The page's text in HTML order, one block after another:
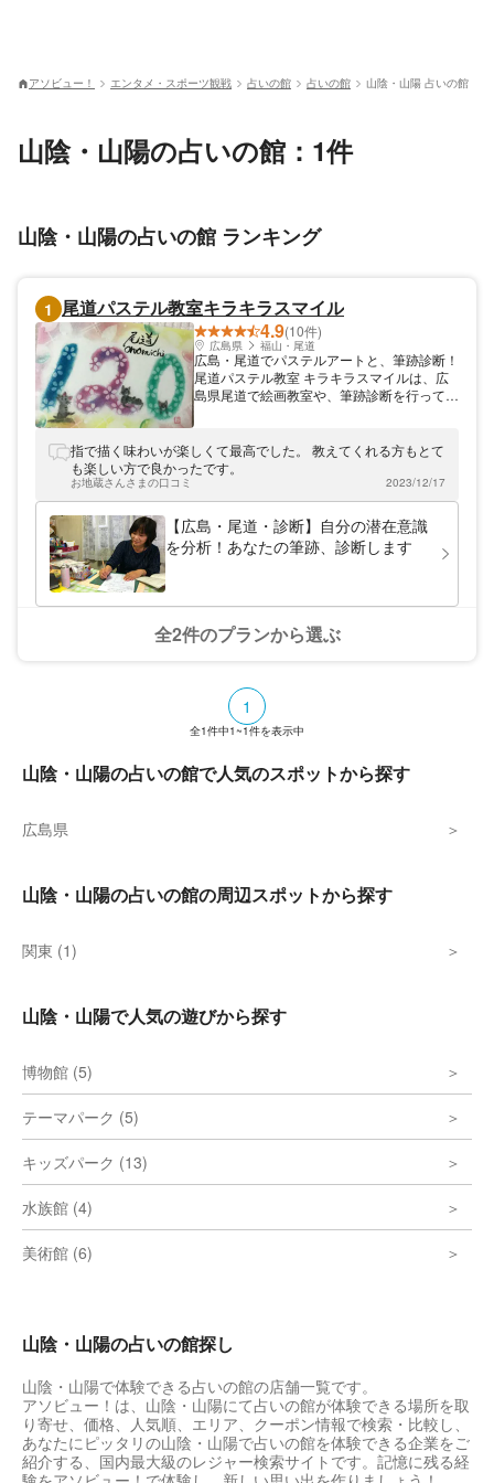
アソビュー！ エンタメ・スポーツ観戦 占いの館 占いの館 山陰・山陽 占いの館
山陰・山陽の占いの館：1件
山陰・山陽の占いの館 ランキング
1 尾道パステル教室キラキラスマイル
4.9(10件)
広島県 福山・尾道
広島・尾道でパステルアートと、筆跡診断！
尾道パステル教室 キラキラスマイルは、広
島県尾道で絵画教室や、筆跡診断を行ってお
す。尾道の観光スポットのご案内や、割引券
もご用意しております。
指で描く味わいが楽しくて最高でした。 教えてくれる方もとて
も楽しい方で良かったです。
お地蔵さんさまの口コミ 2023/12/17
【広島・尾道・診断】自分の潜在意識
を分析！あなたの筆跡、診断します
全2件のプランから選ぶ
1
全1件中1~1件を表示中
山陰・山陽の占いの館で人気のスポットから探す
広島県
山陰・山陽の占いの館の周辺スポットから探す
関東 (1)
山陰・山陽で人気の遊びから探す
博物館 (5)
テーマパーク (5)
キッズパーク (13)
水族館 (4)
美術館 (6)
山陰・山陽の占いの館探し
山陰・山陽で体験できる占いの館の店舗一覧です。
アソビュー！は、山陰・山陽にて占いの館が体験できる場所を取
り寄せ、価格、人気順、エリア、クーポン情報で検索・比較し、
あなたにピッタリの山陰・山陽で占いの館を体験できる企業をご
紹介する、国内最大級のレジャー検索サイトです。記憶に残る経